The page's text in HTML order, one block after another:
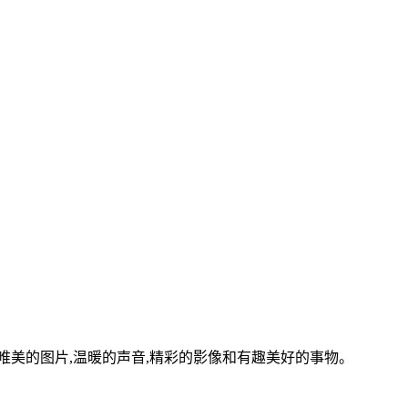
的图片,温暖的声音,精彩的影像和有趣美好的事物。